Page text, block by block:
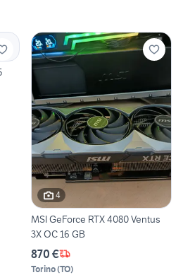
4
MSI GeForce RTX 4080 Ventus
3X OC 16 GB
870 €
Torino(TO)